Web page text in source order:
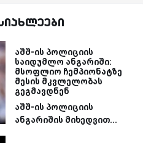
აშშ-ის პოლიციის
საიდუმლო ანგარიში:
მსოფლიო ჩემპიონატზე
მესის მკვლელობას
გეგმავდნენ
აშშ-ის პოლიციის
ანგარიშის მიხედვით...